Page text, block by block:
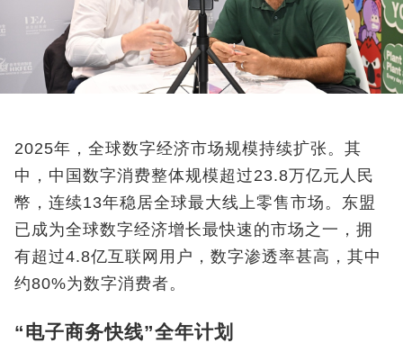
2025年，全球数字经济市场规模持续扩张。其
中，中国数字消费整体规模超过23.8万亿元人民
幣，连续13年稳居全球最大线上零售市场。东盟
已成为全球数字经济增长最快速的市场之一，拥
有超过4.8亿互联网用户，数字渗透率甚高，其中
约80%为数字消费者。
“电子商务快线”全年计划